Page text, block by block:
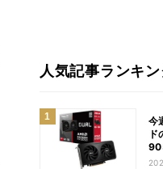
人気記事ランキ
今
れ